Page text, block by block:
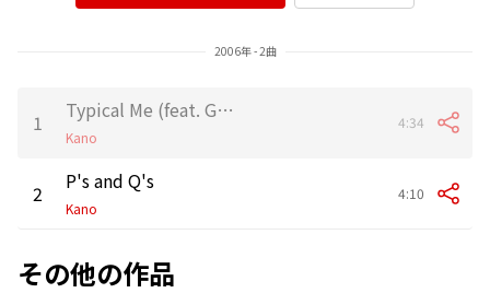
2006年 - 2曲
1 Typical Me (feat. Ghetto)
Kano
4:34
2 P's and Q's
Kano
4:10
その他の作品